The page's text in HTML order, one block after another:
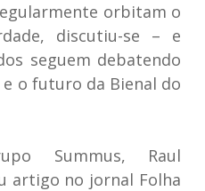
orbitam o
discutiu-se – e
seguem debatendo
o futuro da Bienal do
Summus, Raul
artigo no jornal Folha